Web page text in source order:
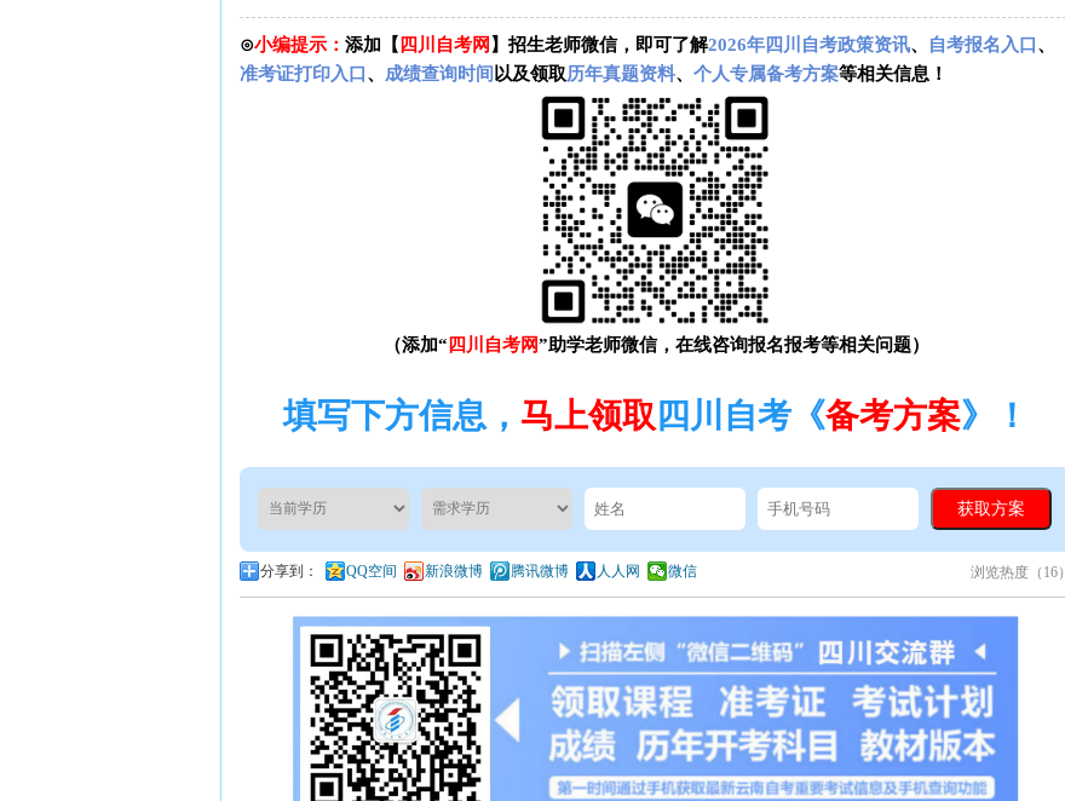
⊙小编提示： 添加【 四川自考网 】招生老师微信，即可了解2026年四川自考政策资讯、 自考报名入口 、
准考证打印入口 、 成绩查询时间 以及领取历年真题资料、 个人专属备考方案等相关信息！
（添加“ 四川自考网”助学老师微信，在线咨询报名报考等相关问题）
填写下方信息， 马上领取 四川自考《备考方案》！
分享到： QQ空间 新浪微博 腾讯微博 人人网 微信 浏览热度（ 16）